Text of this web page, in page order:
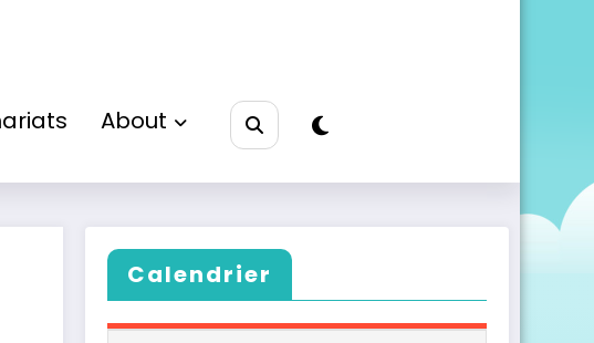
About
Calendrier